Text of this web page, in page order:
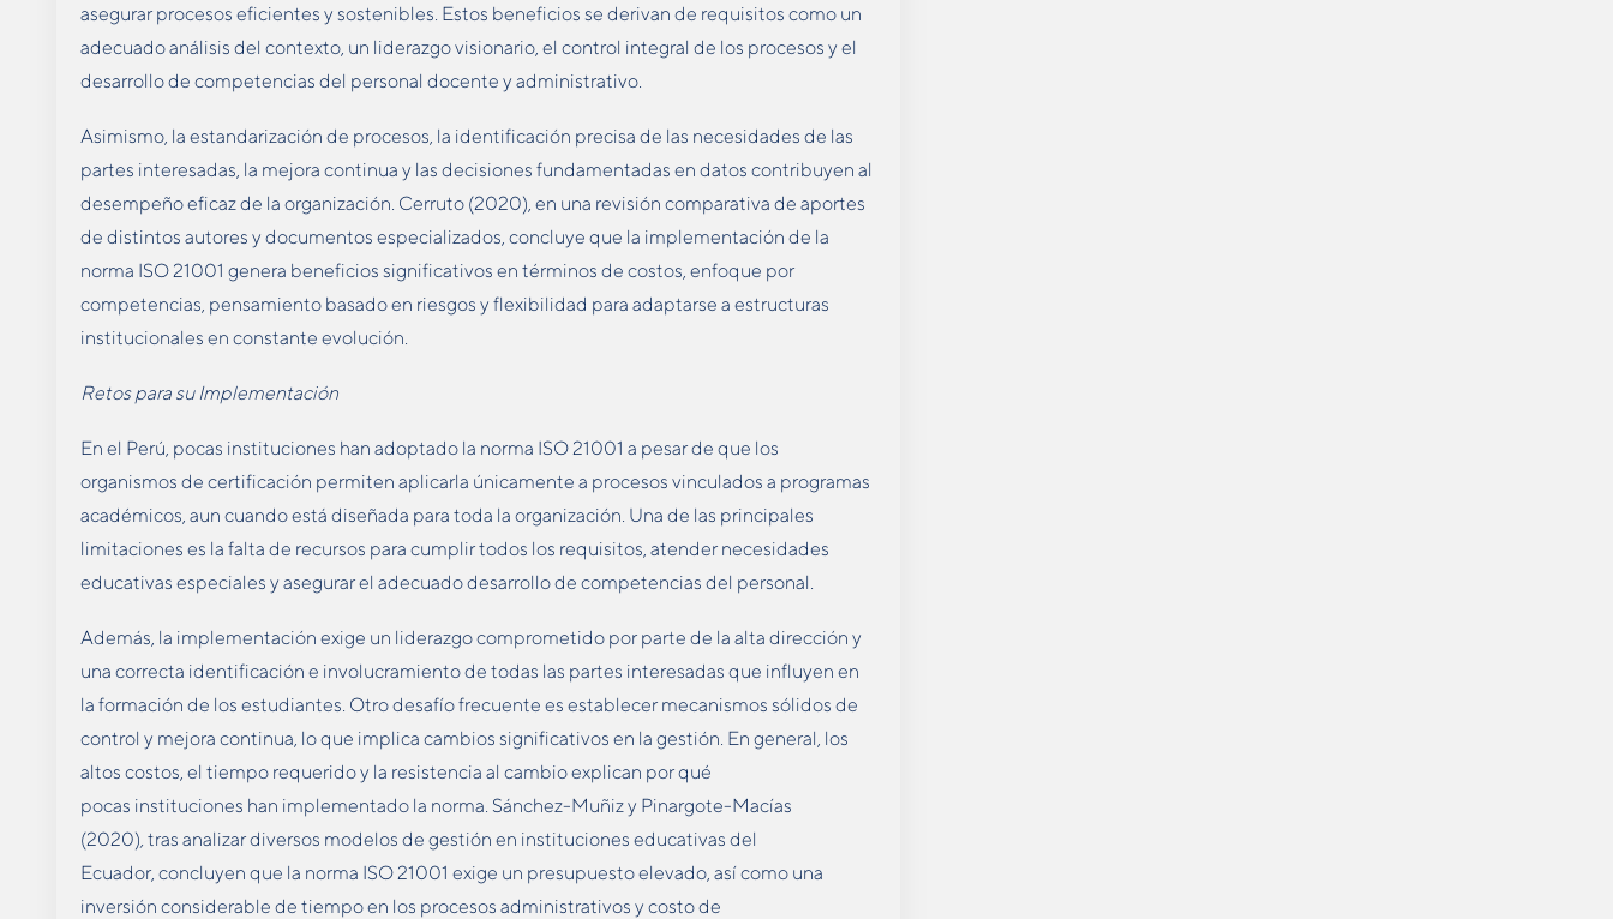
asegurar procesos eficientes y sostenibles. Estos beneficios se derivan de requisitos como un
adecuado análisis del contexto, un liderazgo visionario, el control integral de los procesos y el
desarrollo de competencias del personal docente y administrativo.
Asimismo, la estandarización de procesos, la identificación precisa de las necesidades de las
partes interesadas, la mejora continua y las decisiones fundamentadas en datos contribuyen al
desempeño eficaz de la organización. Cerruto (2020), en una revisión comparativa de aportes
de distintos autores y documentos especializados, concluye que la implementación de la
norma ISO 21001 genera beneficios significativos en términos de costos, enfoque por
competencias, pensamiento basado en riesgos y flexibilidad para adaptarse a estructuras
institucionales en constante evolución.
Retos para su Implementación
En el Perú, pocas instituciones han adoptado la norma ISO 21001 a pesar de que los
organismos de certificación permiten aplicarla únicamente a procesos vinculados a programas
académicos, aun cuando está diseñada para toda la organización. Una de las principales
limitaciones es la falta de recursos para cumplir todos los requisitos, atender necesidades
educativas especiales y asegurar el adecuado desarrollo de competencias del personal.
Además, la implementación exige un liderazgo comprometido por parte de la alta dirección y
una correcta identificación e involucramiento de todas las partes interesadas que influyen en
la formación de los estudiantes. Otro desafío frecuente es establecer mecanismos sólidos de
control y mejora continua, lo que implica cambios significativos en la gestión. En general, los
altos costos, el tiempo requerido y la resistencia al cambio explican por qué
pocas instituciones han implementado la norma. Sánchez-Muñiz y Pinargote-Macías
(2020) tras analizar diversos modelos de gestión en instituciones educativas del
Ecuador, concluyen que la norma ISO 21001 exige un presupuesto elevado, así como una
inversión considerable de tiempo en los procesos administrativos y costo de